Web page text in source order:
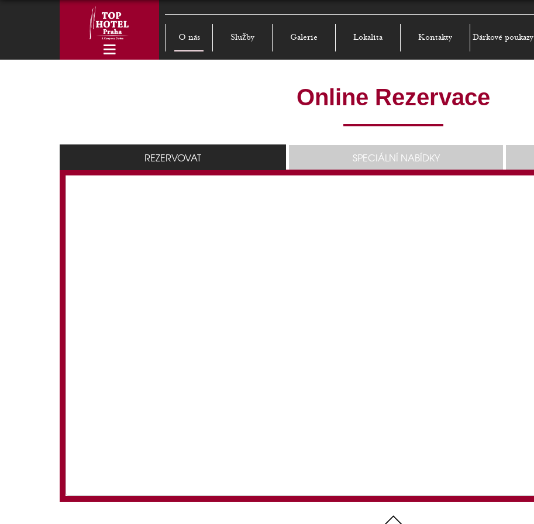
O nás Služby Galerie Lokalita Kontakty Dárkové poukazy
Online Rezervace
REZERVOVAT SPECIÁLNÍ NABÍDKY